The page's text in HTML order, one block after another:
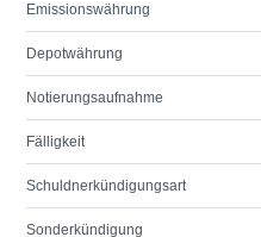
Emissionswährung
Depotwährung
Notierungsaufnahme
Fälligkeit
Schuldnerkündigungsart
Sonderkündigung